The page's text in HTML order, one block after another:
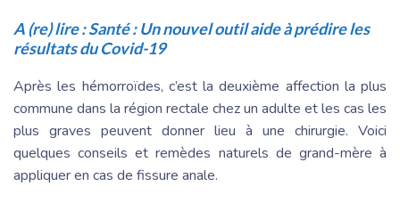
A (re) lire :Santé : Un nouvel outil aide à prédire les
résultats du Covid-19
Après les hémorroïdes, c’est la deuxième affection la plus
commune dans la région rectale chez un adulte et les cas les
plus graves peuvent donner lieu à une chirurgie. Voici
quelques conseils et remèdes naturels de grand-mère à
appliquer en cas de fissure anale.